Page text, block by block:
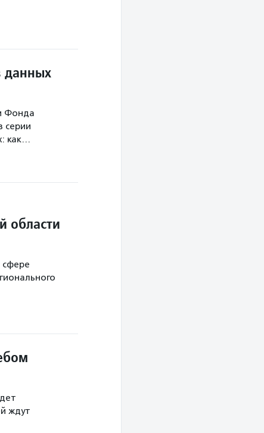
данных
Фонда
серии
как…
области
сфере
ждут